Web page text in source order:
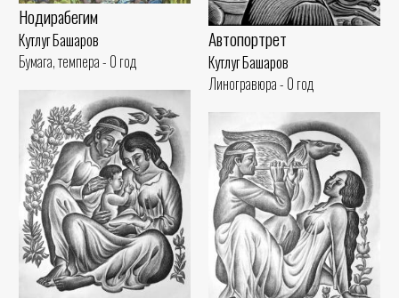
Нодирабегим
Кутлуг Башаров
Бумага, темпера - 0 год
Автопортрет
Кутлуг Башаров
Линогравюра - 0 год